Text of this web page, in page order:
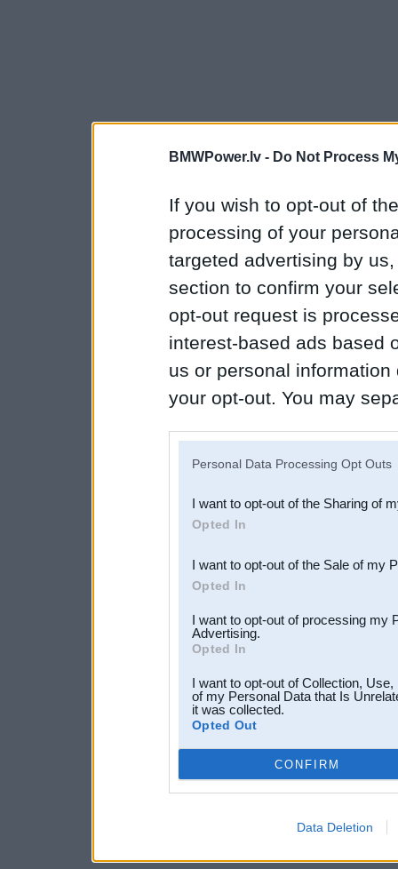
BMWPower.lv - Do Not Process
If you wish to opt-out of
processing of your
targeted advertising by
section to confirm your
opt-out request is
interest-based ads based
us or personal
your opt-out. You may
Downstream Participants
third parties.
Personal Data Processing Opt Outs
I want to opt-out of the Sharing of
Opted In
I want to opt-out of the Sale of my
Opted In
I want to opt-out of processing my
Advertising.
Opted In
I want to opt-out of Collection,
of my Personal Data that Is
it was collected.
Opted Out
CONFIRM
Data Deletion